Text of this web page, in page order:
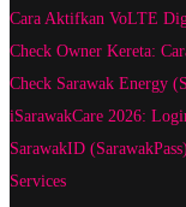
Cara Aktifkan VoLTE
Check Owner Kereta:
Check Sarawak Energy
iSarawakCare 2026:
SarawakID
Services